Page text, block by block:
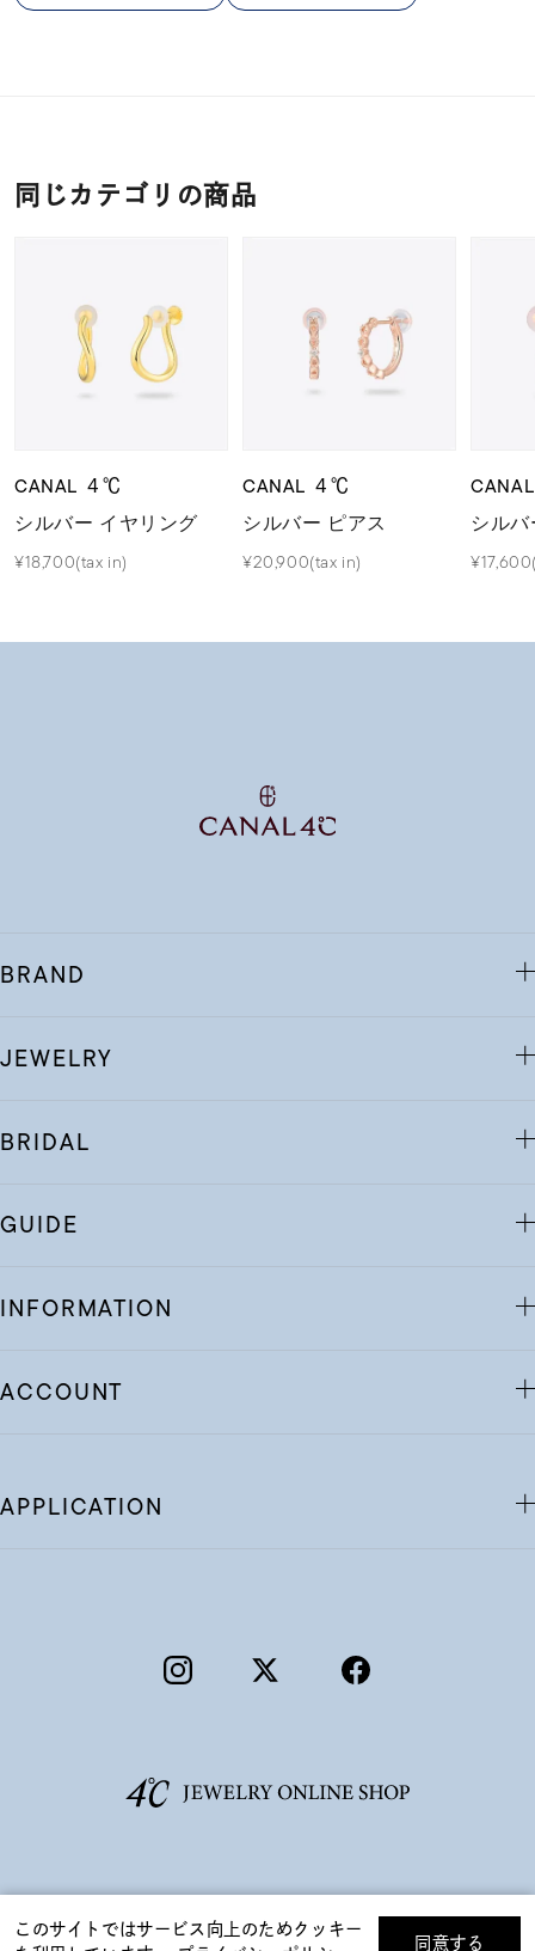
同じカテゴリの商品
CANAL ４℃
シルバー イヤリング
¥18,700(tax in)
CANAL ４℃
シルバー ピアス
¥20,900(tax in)
シル
BRAND
JEWELRY
BRIDAL
GUIDE
INFORMATION
ACCOUNT
APPLICATION
このサイトではサービス向上のためクッキー
同意する